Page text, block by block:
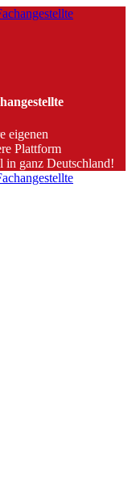
eigenen
Plattform
in ganz Deutschland!